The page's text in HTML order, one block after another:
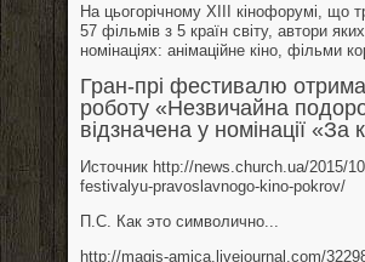
На цьогорічному ХІІІ кінофорумі, що
57 фільмів з 5 країн світу, автори
номінаціях: анімаційне кіно, фільми
Гран-прі фестивалю
роботу «Незвичайна
відзначена у номінації
Источник http://news.church.ua/2015/
festivalyu-pravoslavnogo-kino-pokrov/
П.С. Как это символично...
http://magis-amica.livejournal.com/